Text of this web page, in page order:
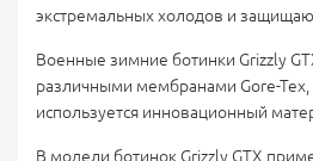
экстремальных холодов и
Военные зимние ботинки Grizzly
различными мембранами Gore-Tex,
используется инновационный
В модели ботинок Grizzly GTX